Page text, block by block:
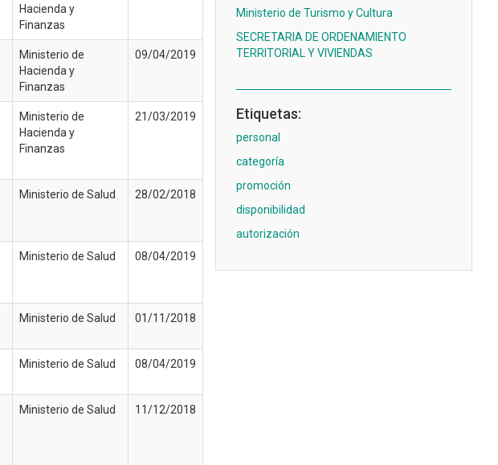
Hacienda y
Finanzas
Ministerio de
Hacienda y
Finanzas
09/04/2019
Ministerio de
Hacienda y
Finanzas
21/03/2019
Ministerio de Salud 28/02/2018
Ministerio de Salud 08/04/2019
Ministerio de Salud 01/11/2018
Ministerio de Salud 08/04/2019
Ministerio de Salud 11/12/2018
Ministerio de Turismo y Cultura
SECRETARIA DE ORDENAMIENTO
TERRITORIAL Y VIVIENDAS
Etiquetas:
personal
categoría
promoción
disponibilidad
autorización